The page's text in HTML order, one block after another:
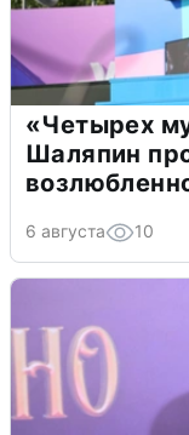
«Четырех
Шаляпин
6 августа 10